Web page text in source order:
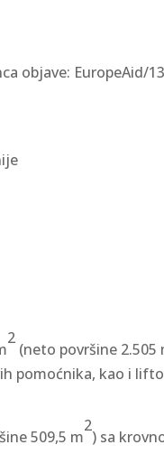
objave: EuropeAid/
2
(neto površine 2.505
pomoćnika, kao i
509,5 m
2
) sa